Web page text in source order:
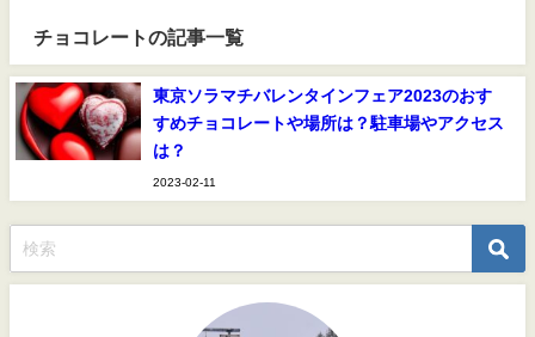
チョコレートの記事一覧
東京ソラマチバレンタインフェア2023のおす
すめチョコレートや場所は？駐車場やアクセス
は？
2023-02-11